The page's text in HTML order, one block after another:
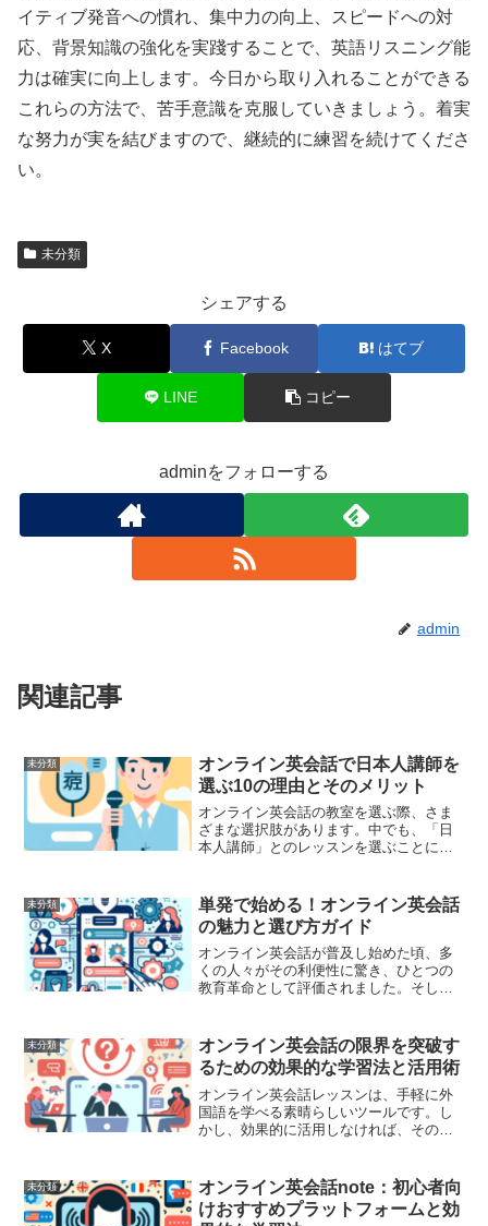
イティブ発音への慣れ、集中力の向上、スピードへの対
応、背景知識の強化を実踐することで、英語リスニング能
力は確実に向上します。今日から取り入れることができる
これらの方法で、苦手意識を克服していきましょう。着実
な努力が実を結びますので、継続的に練習を続けてくださ
い。
未分類
シェアする
X Facebook はてブ
LINE コピー
adminをフォローする
admin
関連記事
未分類
オンライン英会話で日本人講師を
選ぶ10の理由とそのメリット
オンライン英会話の教室を選ぶ際、さま
ざまな選択肢があります。中でも、「日
本人講師」とのレッスンを選ぶことには
ぶ理由を10項目に分けて詳しく解説し、
それぞれの利点について触...
未分類
単発で始める！オンライン英会話
の魅力と選び方ガイド
オンライン英会話が普及し始めた頃、多
くの人々がその利便性に驚き、ひとつの
教育革命として評価されました。そして
多忙な現代人にとって理想的な学習方法
となっています。この記事で...
未分類
オンライン英会話の限界を突破す
るための効果的な学習法と活用術
オンライン英会話レッスンは、手軽に外
国語を学べる素晴らしいツールです。し
かし、効果的に活用しなければ、そのメ
話の限界を突破し、真に実用的な英語力
を身につけることができる...
未分類
オンライン英会話note：初心者向
けおすすめプラットフォームと効